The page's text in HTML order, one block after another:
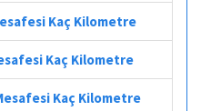
Kaç Kilometre
Kaç Kilometre
Kaç Kilometre